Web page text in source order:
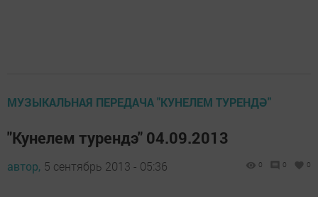
МУЗЫКАЛЬНАЯ ПЕРЕДАЧА "КУНЕЛЕМ ТУРЕНДӘ"
"Кунелем турендэ" 04.09.2013
автор, 5 сентябрь 2013 - 05:36 0 0 0